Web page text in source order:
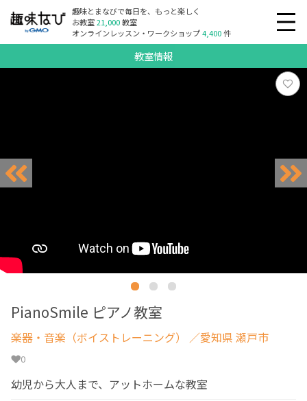
趣味とまなびで毎日を、もっと楽しく
お教室21,000教室
オンラインレッスン・ワークショップ4,400件
教室情報
PianoSmile ピアノ教室
楽器・音楽（ボイストレーニング） ／愛知県 瀬戸市
0
幼児から大人まで、アットホームな教室